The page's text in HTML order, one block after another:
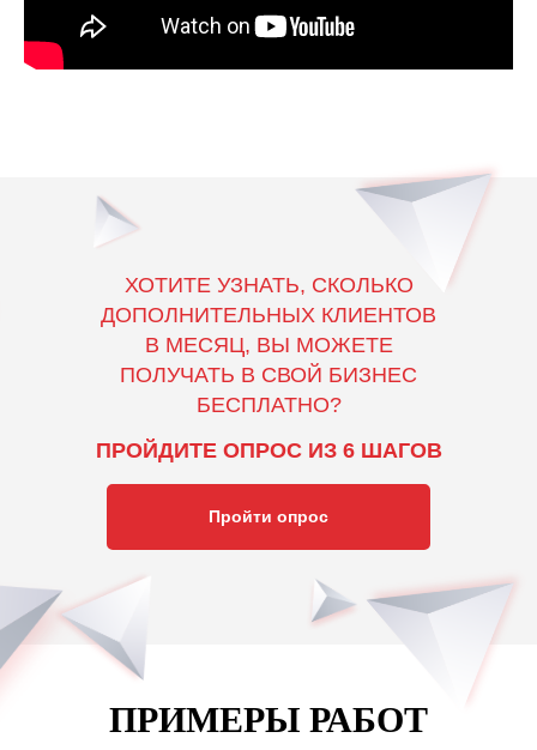
ПРОЙДИТЕ ОПРОС ИЗ 6 ШАГОВ
ХОТИТЕ УЗНАТЬ, СКОЛЬКО
ДОПОЛНИТЕЛЬНЫХ КЛИЕНТОВ
В МЕСЯЦ, ВЫ МОЖЕТЕ
ПОЛУЧАТЬ В СВОЙ БИЗНЕС
БЕСПЛАТНО?
Пройти опрос
ПРИМЕРЫ РАБОТ